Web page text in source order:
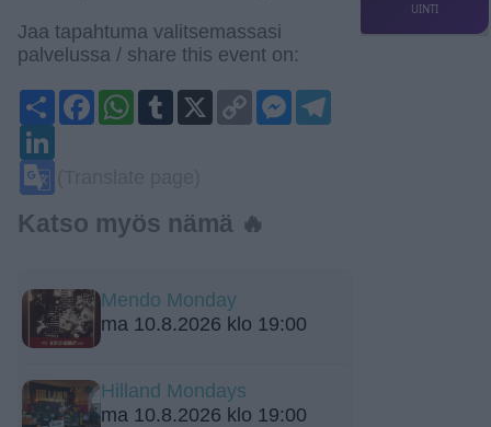
Jaa tapahtuma valitsemassasi
palvelussa / share this event on:
ShareFacebookWhatsApp
Tumblr
X
Copy
Link
Messenger
Katso myös nämä 🔥
Mendo Monday
ma 10.8.2026 klo 19:00
Hilland Mondays
ma 10.8.2026 klo 19:00
UINTI